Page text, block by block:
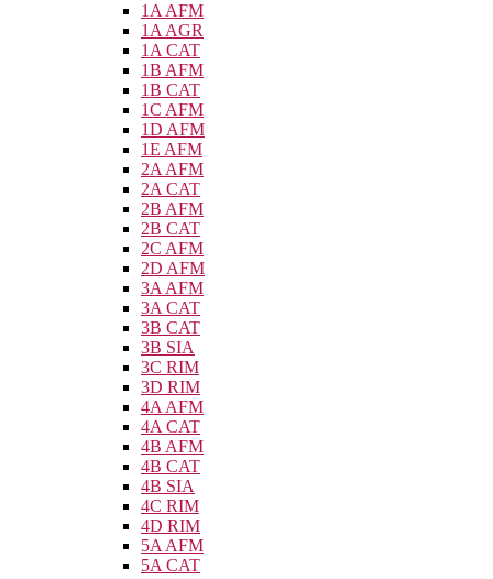
1A AFM
1A AGR
1A CAT
1B AFM
1B CAT
1C AFM
1D AFM
1E AFM
2A AFM
2A CAT
2B AFM
2B CAT
2C AFM
2D AFM
3A AFM
3A CAT
3B CAT
3B SIA
3C RIM
3D RIM
4A AFM
4A CAT
4B AFM
4B CAT
4B SIA
4C RIM
4D RIM
5A AFM
5A CAT